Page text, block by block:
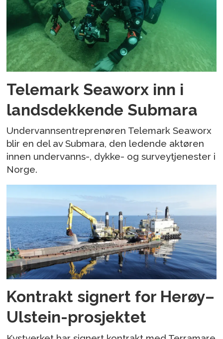
Telemark Seaworx inn i
landsdekkende Submara
Undervannsentreprenøren Telemark Seaworx
blir en del av Submara, den ledende aktøren
innen undervanns-, dykke- og surveytjenester i
Norge.
Kontrakt signert for Herøy–
Ulstein-prosjektet